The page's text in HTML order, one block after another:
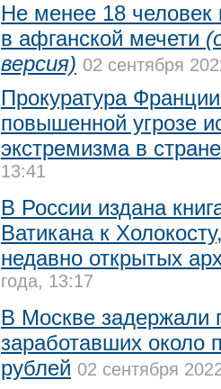
Не менее 18 человек
в афганской мечети
версия) 02 сентября
Прокуратура
повышенной угрозе
экстремизма в стране
13:41
В России издана
Ватикана к
недавно открытых
года, 13:17
В Москве задержали
заработавших около
рублей 02 сентября